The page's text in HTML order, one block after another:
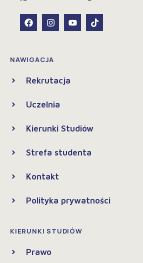
NAWIGACJA
Rekrutacja
Uczelnia
Kierunki Studiów
Strefa studenta
Kontakt
Polityka prywatności
KIERUNKI STUDIÓW
Prawo